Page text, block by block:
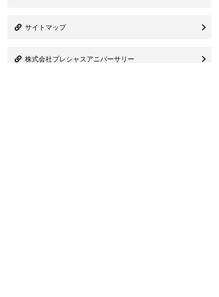
サイトマップ
株式会社プレシャスアニバーサリー